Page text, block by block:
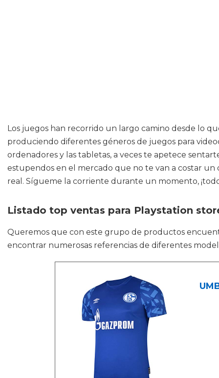
Los juegos han recorrido un largo camino desde lo
produciendo diferentes géneros de juegos para
ordenadores y las tabletas, a veces te apetece
estupendos en el mercado que no te van a costar
real. Sígueme la corriente durante un momento,
Listado top ventas para Playstation
Queremos que con este grupo de productos
encontrar numerosas referencias de diferentes